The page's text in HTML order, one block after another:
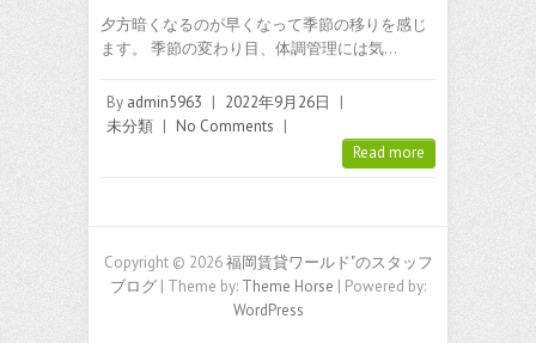
夕方暗くなるのが早くなって季節の移りを感じ
ます。 季節の変わり目、体調管理には気…
By admin5963 | 2022年9月26日
|
未分類 | No Comments |
Read more
Copyright © 2026福岡賃貸ワールド"のスタッフ
ブログ | Theme by: Theme Horse | Powered by:
WordPress